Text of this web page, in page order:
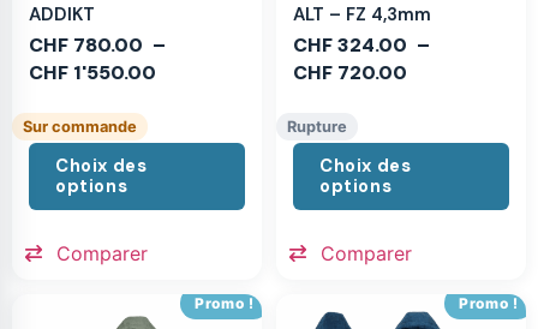
ADDIKT
CHF 780.00 –
CHF 1'550.00
Sur commande
Choix des
options
Comparer
ALT – FZ 4,3mm
CHF324.00 –
CHF 720.00
Rupture
Choix des
options
Comparer
Promo ! Promo !